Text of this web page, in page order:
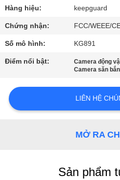
MÁY
KIỂM
SOÁT
LƯỢNG
Hàng hiệu: keepguard
Chứng nhận: FCC/WEEE/
Số mô hình: KG891
Điểm nổi bật: Camera động
Camera săn
LIÊN HỆ
MỞ RA
Sản phẩm